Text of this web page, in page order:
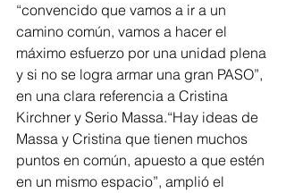
“convencido que vamos a ir a un
camino común, vamos a hacer el
máximo esfuerzo por una unidad plena
y si no se logra armar una gran PASO”,
en una clara referencia a Cristina
Kirchner y Serio Massa.“Hay ideas de
Massa y Cristina que tienen muchos
puntos en común, apuesto a que estén
en un mismo espacio”, amplió el